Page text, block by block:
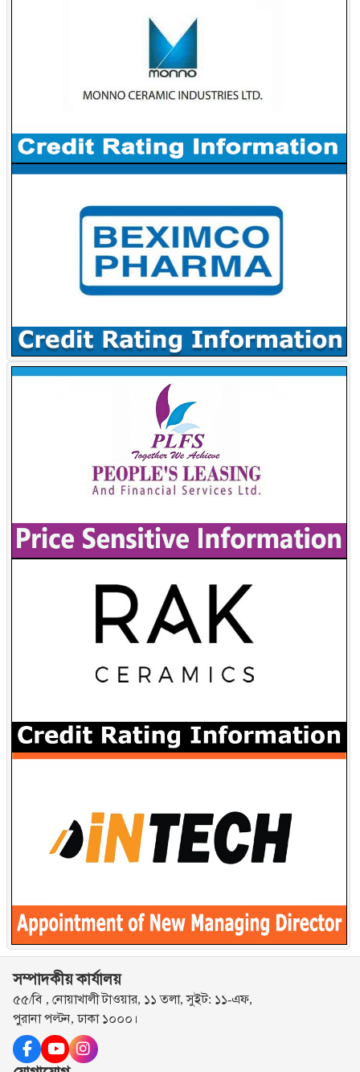
সম্পাদকীয় কার্যালয়
৫৫/বি , নোয়াখালী টাওয়ার, ১১ তলা, সুইট: ১১-এফ,
পুরানা পল্টন, ঢাকা ১০০০।